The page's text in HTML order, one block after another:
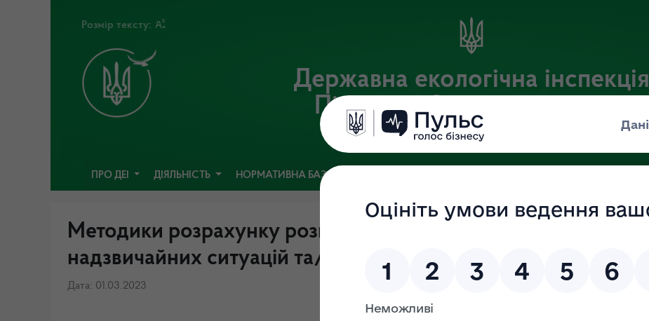
Розмір тексту:
Державна екологічна інспекція
Південно-Західного округу
Офіційний веб-портал Державної екологічної інспекції України
ПРО ДЕІ ДІЯЛЬНІСТЬ НОРМАТИВНА БАЗА
Методики розрахунку розмірів шкоди, внаслідок
надзвичайних ситуацій та/або під час дії воєнного стану
Дата: 01.03.2023